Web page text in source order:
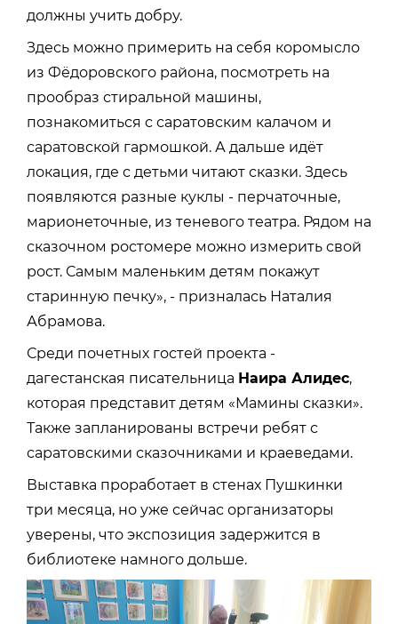
должны учить добру.
Здесь можно примерить на себя коромысло
из Фёдоровского района, посмотреть на
прообраз стиральной машины,
познакомиться с саратовским калачом и
саратовской гармошкой. А дальше идёт
локация, где с детьми читают сказки. Здесь
появляются разные куклы - перчаточные,
марионеточные, из теневого театра. Рядом на
сказочном ростомере можно измерить свой
рост. Самым маленьким детям покажут
старинную печку», - призналась Наталия
Абрамова.
Среди почетных гостей проекта -
дагестанская писательница Наира Алидес,
которая представит детям «Мамины сказки».
Также запланированы встречи ребят с
саратовскими сказочниками и краеведами.
Выставка проработает в стенах Пушкинки
три месяца, но уже сейчас организаторы
уверены, что экспозиция задержится в
библиотеке намного дольше.